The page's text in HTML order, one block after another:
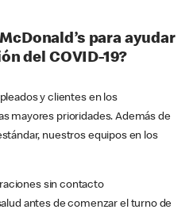
para ayudar
del COVID-19?
y clientes en los
mayores prioridades. Además de
nuestros equipos en los
sin contacto
antes de comenzar el turno de